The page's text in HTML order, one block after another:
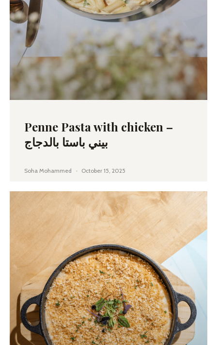
Penne Pasta with chicken –
بيني باستا بالدجاج
Soha Mohammed October 15, 2025